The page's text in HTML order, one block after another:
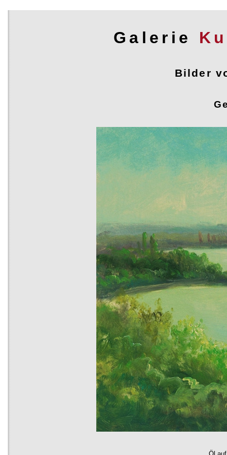
Galerie
Geschichte des Geiseltalsees
Der Geiseltalsee ist mit fast 19 Quadratkilometern
künstliche See in Deutschland und gehört zu den
wassereichsten Seen in Deutschland. Er entstand
Rekultivierungsmaßnahmen im früheren
Geiseltal nordöstlich von Mücheln. Die Förderung
sich bereits für 1698 urkundlich belegen, gewann
der zweiten Hälfte des 19.Jahrhunderts an
Weiterverarbeitung der Rohbraunkohle wurden
1913 acht Brikettfabriken errichtet.
Die im Geiseltal geförderte Braunkohle wurde
Energiegewinnung genutzt, sondern diente auch
fürchemische Prozesse und beschleunigte die
entsprechender Produktionsstätten im Raum
Werke; BUNA Werke u.a)
Der umfangreiche Tagebaubetrieb zog
im Landschaftsbild und der Siedlungsstruktur
wurden Siedlungen devastiert. Insgesamt wurden
ganz oder teilweise überbaggert und rund 12.500
umgesiedelt. Der Lauf der Geisel wurde viermal
Nach der Wiedervereinigung richteten sich die
Sanierung mit dem Ziel, unter dem Namen
Seenkomplex ein überregionales Erholungs- und
schaffen. Der Tagebaubetrieb wurde am 30. Juni
nachdem insgesamt 1,4 Milliarden Tonnen
und ebenso viel Abraum bewegt wurde. Durch den
ein knapp 80m tiefes Tagebaurestloch von rund
Bilder